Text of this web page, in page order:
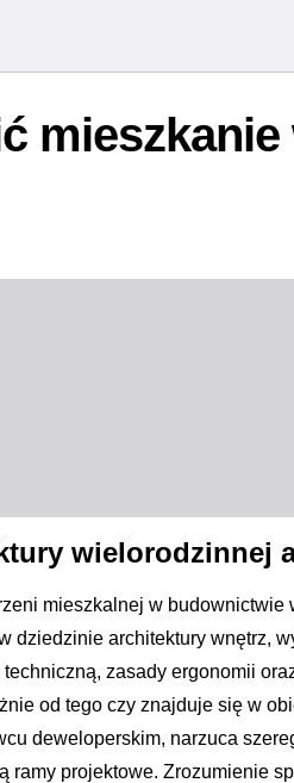
wielorodzinnej
mieszkalnej w
dziedzinie architektury wnętrz,
zasady ergonomii
od tego czy znajduje się w
deweloperskim, narzuca
ramy projektowe. Zrozumienie